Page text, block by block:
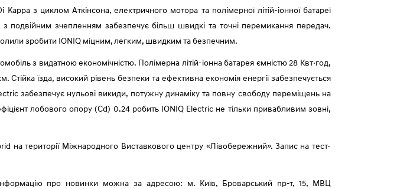
з циклом Аткінсона, електричного мотора та полімерної літій-іонної батареї
подвійним зчепленням забезпечує більш швидкі та точні перемикання передач.
зробити IONIQ міцним, легким, швидким та безпечним.
з видатною економічністю. Полімерна літій-іонна батарея ємністю 28 Квт·год,
їзда, високий рівень безпеки та ефективна економія енергії забезпечується
забезпечує нульові викиди, потужну динаміку та повну свободу переміщень на
лобового опору (Cd) 0.24 робить IONIQ Electric не тільки привабливим зовні,
на території Міжнародного Виставкового центру «Лівобережний». Запис на тест-
про новинки можна за адресою: м. Київ, Броварський пр-т, 15, МВЦ